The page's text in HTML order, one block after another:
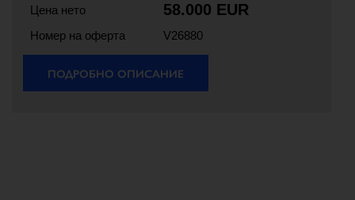
Цена нето
58.000 EUR
Номер на оферта V26880
ПОДРОБНО ОПИСАНИЕ